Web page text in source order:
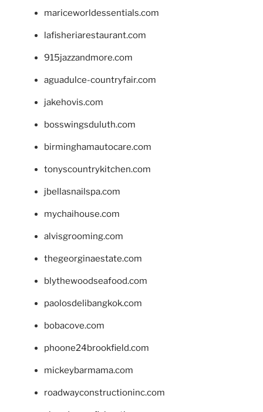
mariceworldessentials.com
lafisheriarestaurant.com
915jazzandmore.com
aguadulce-countryfair.com
jakehovis.com
bosswingsduluth.com
birminghamautocare.com
tonyscountrykitchen.com
jbellasnailspa.com
mychaihouse.com
alvisgrooming.com
thegeorginaestate.com
blythewoodseafood.com
paolosdelibangkok.com
bobacove.com
phoone24brookfield.com
mickeybarmama.com
roadwayconstructioninc.com